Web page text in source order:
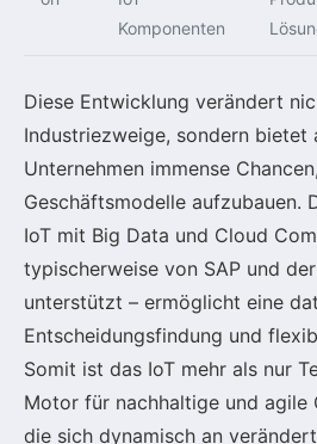
Komponenten
Diese Entwicklung verändert
Industriezweige, sondern bietet
Unternehmen immense
Geschäftsmodelle aufzubauen.
IoT mit Big Data und Cloud
typischerweise von SAP und
unterstützt – ermöglicht eine
Entscheidungsfindung und
Somit ist das IoT mehr als nur
Motor für nachhaltige und agile
die sich dynamisch an